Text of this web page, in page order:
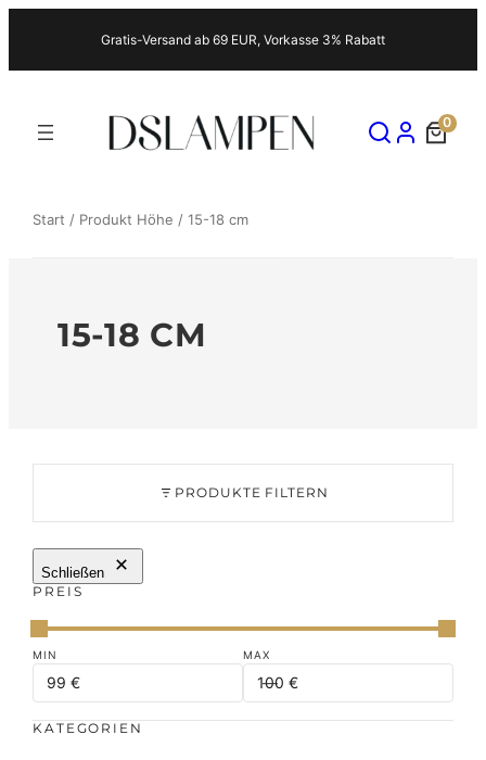
springen
Gratis-Versand ab 69 EUR, Vorkasse 3% Rabatt
0
Start / Produkt Höhe / 15-18 cm
15-18 CM
PRODUKTE FILTERN
Schließen
PREIS
KATEGORIEN